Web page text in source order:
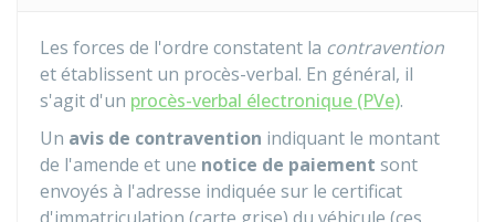
Les forces de l'ordre constatent la contravention
et établissent un procès-verbal. En général, il
s'agit d'un procès-verbal électronique (PVe).
Un avis de contravention indiquant le montant
de l'amende et une notice de paiement sont
envoyés à l'adresse indiquée sur le certificat